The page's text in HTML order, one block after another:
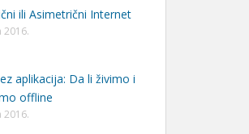
ili Asimetrični Internet
2016.
aplikacija: Da li živimo i
offline
2016.